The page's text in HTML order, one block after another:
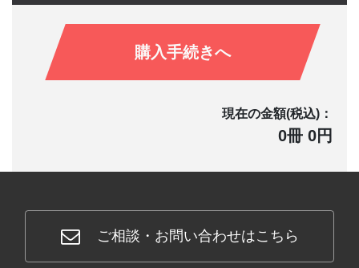
購入手続きへ
現在の金額(税込)：
0冊 0円
ご相談・お問い合わせはこちら